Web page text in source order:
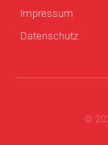
Impressum
Datenschutz
©